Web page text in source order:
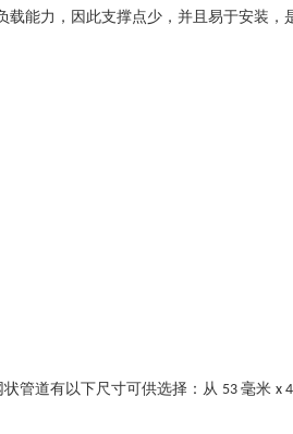
能力，因此支撑点少，并且易于安装，
状管道有以下尺寸可供选择：从 53 毫米 x